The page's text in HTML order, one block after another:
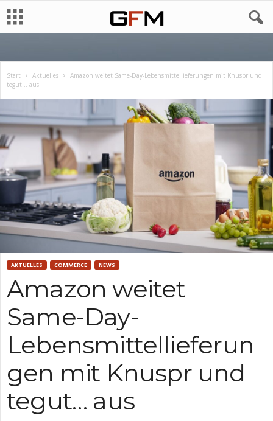
Start Aktuelles
Amazon weitet Same-Day-Lebensmittellieferungen mit Knuspr und
tegut… aus
AKTUELLES COMMERCE NEWS
Amazon weitet
Same-Day-
Lebensmittellieferun
gen mit Knuspr und
tegut… aus